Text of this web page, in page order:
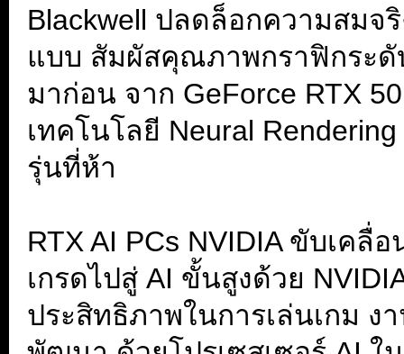
Blackwell ปลดล็อกความสมจ
แบบ สัมผัสคุณภาพกราฟิกระดั
มาก่อน จาก GeForce RTX
เทคโนโลยี Neural
รุ่นที่ห้า
RTX AI PCs NVIDIA ขับเค
เกรดไปสู่ AI ขั้นสูงด้วย
ประสิทธิภาพในการเล่นเกม ง